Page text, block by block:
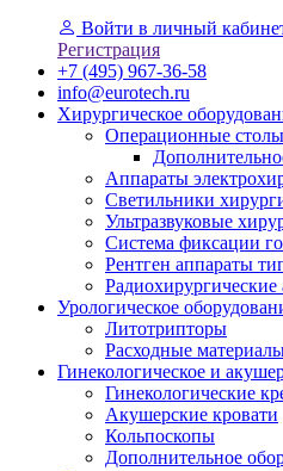
Войти в личный
Регистрация
+7 (495) 967-36-58
info@eurotech.ru
Хирургическое
Операционные столы
Аппараты
Светильники
Ультразвуковые
Система фиксации
Рентген аппараты
Радиохирургические
Урологическое
Литотрипторы
Расходные
Гинекологическое и
Гинекологические
Акушерские кровати
Кольпоскопы
Дополнительное